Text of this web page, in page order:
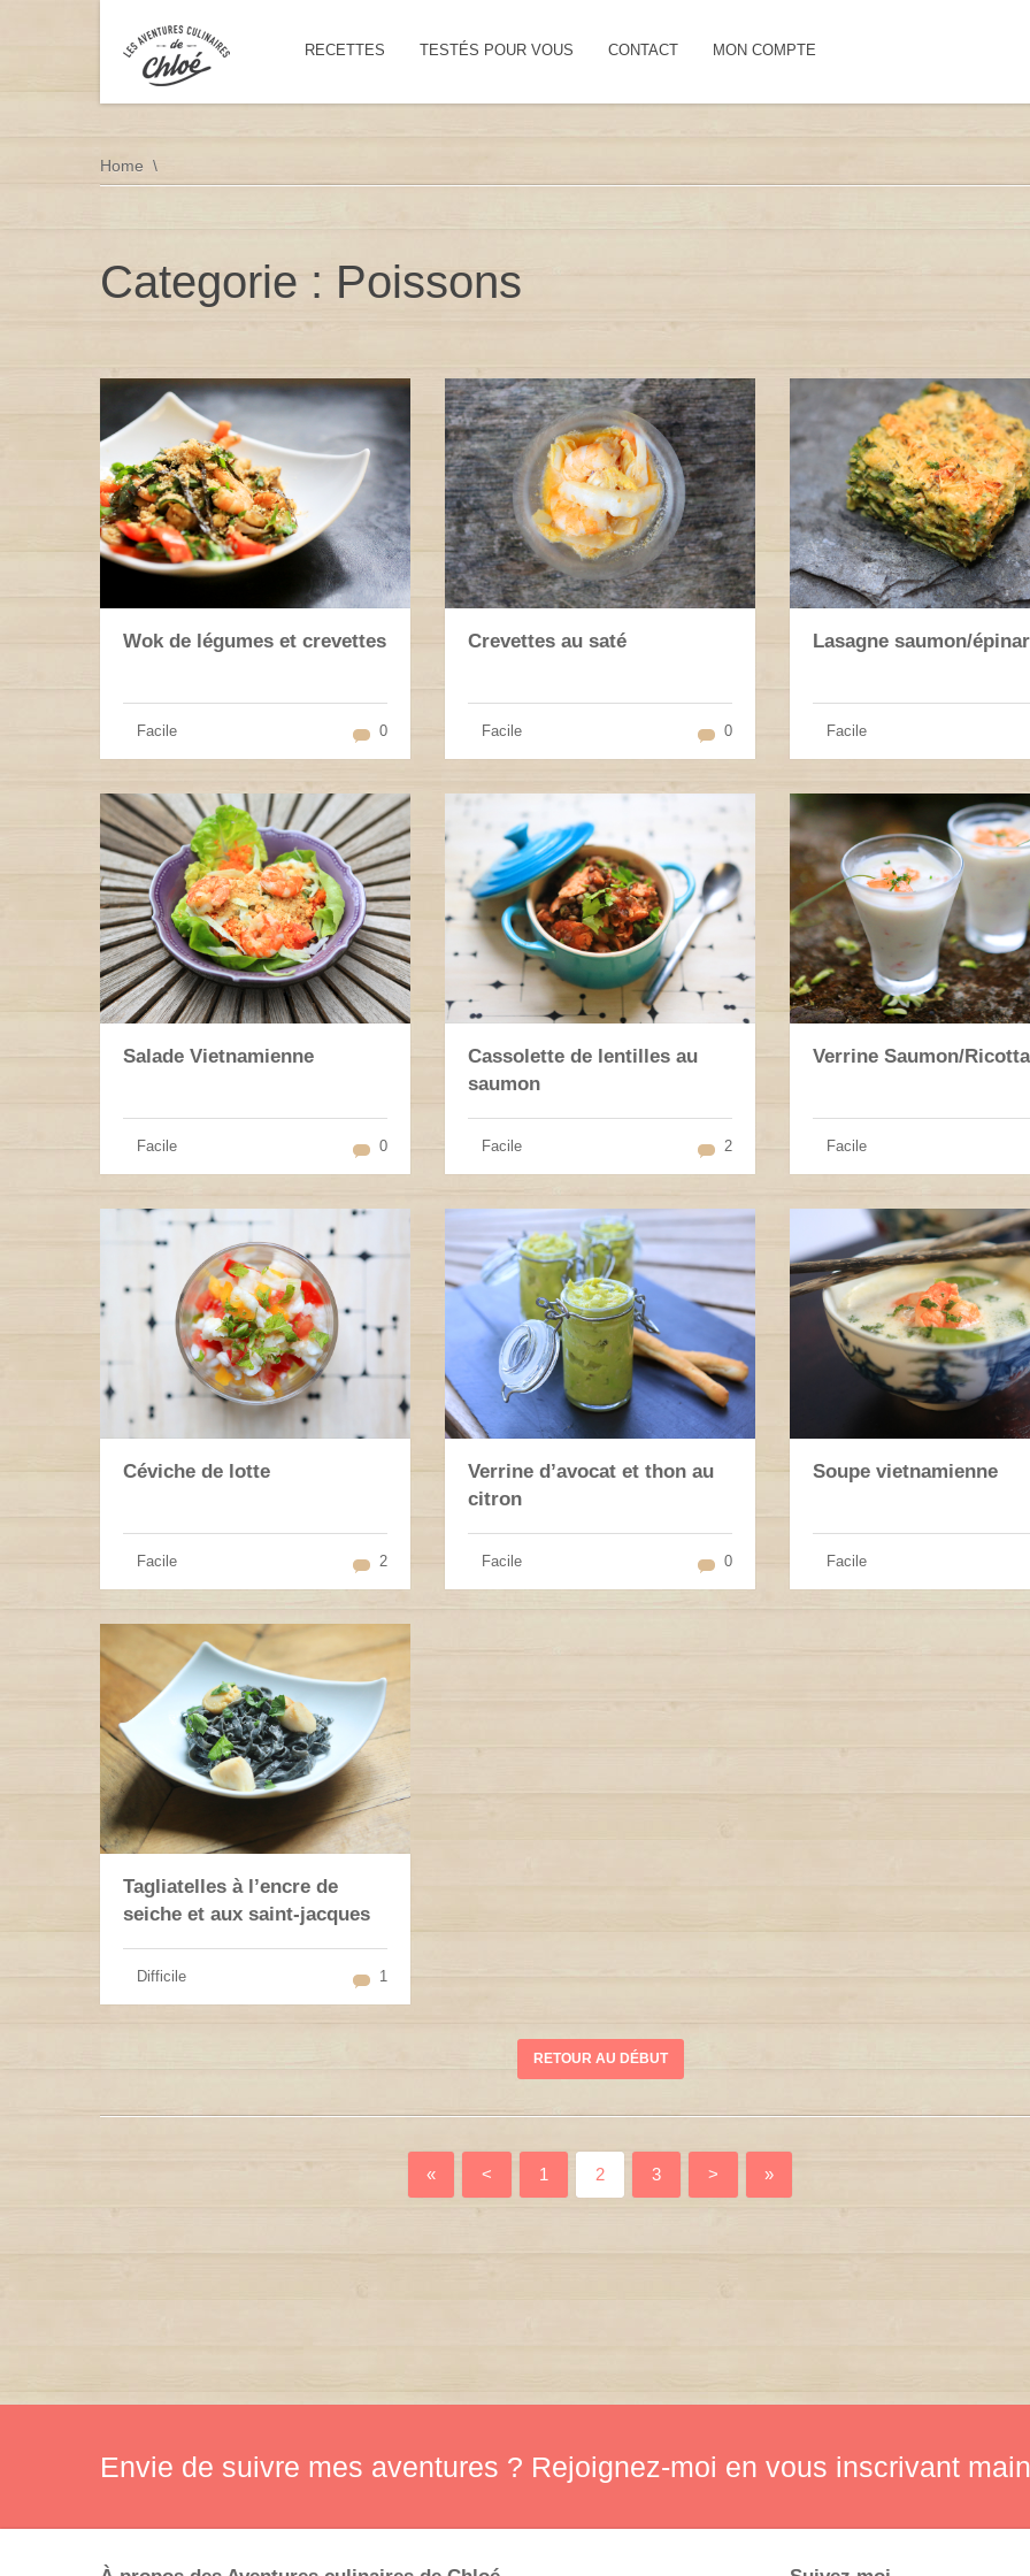
RECETTES TESTÉS POUR VOUS CONTACT MON COMPTE
Home
Categorie : Poissons
Wok de légumes et crevettes
Facile 0
Crevettes au saté
Facile 0
Lasagne saumon/
Facile
Salade Vietnamienne
Facile 0
Cassolette de lentilles au
saumon
Facile 2
Verrine Saumon/Ricotta
Facile
Céviche de lotte
Facile 2
Verrine d’avocat et thon au
citron
Facile 0
Soupe vietnamienne
Facile
Tagliatelles à l’encre de
seiche et aux saint-jacques
Difficile 1
RETOUR AU DÉBUT
« < 1 2 3 > »
Envie de suivre mes aventures ? Rejoignez-moi en vous inscrivant